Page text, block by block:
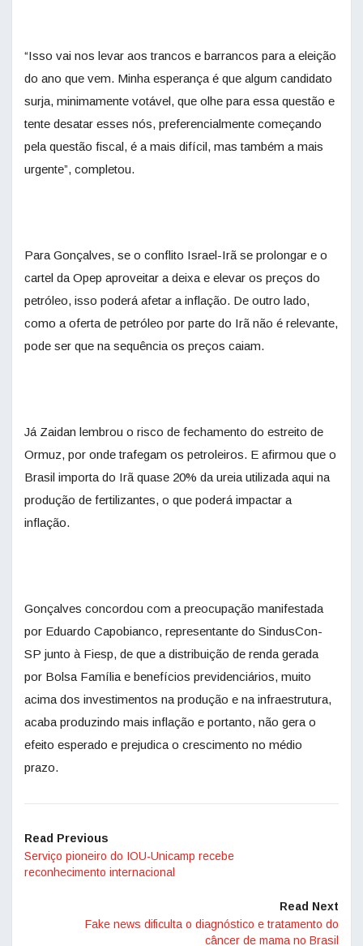
“Isso vai nos levar aos trancos e barrancos para a eleição
do ano que vem. Minha esperança é que algum candidato
surja, minimamente votável, que olhe para essa questão e
tente desatar esses nós, preferencialmente começando
pela questão fiscal, é a mais difícil, mas também a mais
urgente”, completou.
Para Gonçalves, se o conflito Israel-Irã se prolongar e o
cartel da Opep aproveitar a deixa e elevar os preços do
petróleo, isso poderá afetar a inflação. De outro lado,
como a oferta de petróleo por parte do Irã não é relevante,
pode ser que na sequência os preços caiam.
Já Zaidan lembrou o risco de fechamento do estreito de
Ormuz, por onde trafegam os petroleiros. E afirmou que o
Brasil importa do Irã quase 20% da ureia utilizada aqui na
produção de fertilizantes, o que poderá impactar a
inflação.
Gonçalves concordou com a preocupação manifestada
por Eduardo Capobianco, representante do SindusCon-
SP junto à Fiesp, de que a distribuição de renda gerada
por Bolsa Família e benefícios previdenciários, muito
acima dos investimentos na produção e na infraestrutura,
acaba produzindo mais inflação e portanto, não gera o
efeito esperado e prejudica o crescimento no médio
prazo.
Read Previous
Serviço pioneiro do IOU-Unicamp recebe
reconhecimento internacional
Read Next
Fake news dificulta o diagnóstico e tratamento do
câncer de mama no Brasil